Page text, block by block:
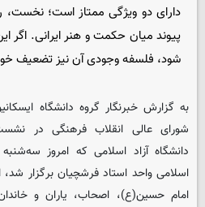
دارای دو ویژگی ممتاز است؛ نخست،
پیوند میان حکمت و هنر ایرانی. اگر
شود، فلسفه وجودی آن نیز تضعیف
به گزارش خبرنگار گروه دانشگاه
شورای عالی انقلاب فرهنگی در
اسلامی واحد استاد فرشچیان برگزار
امام حسین(ع)، اصحاب، یاران و